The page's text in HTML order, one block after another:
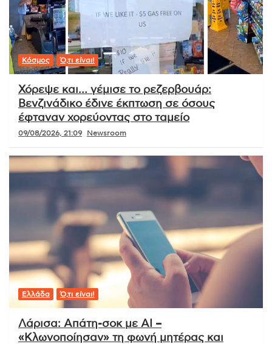
Κόσμος Ό,τι είναι!
Χόρεψε και… γέμισε το ρεζερβουάρ:
Βενζινάδικο έδινε έκπτωση σε όσους
έφταναν χορεύοντας στο ταμείο
09/08/2026, 21:09 Newsroom
Ελλάδα Ό,τι είναι!
Λάρισα: Απάτη-σοκ με AI –
«Κλωνοποίησαν» τη φωνή μητέρας και